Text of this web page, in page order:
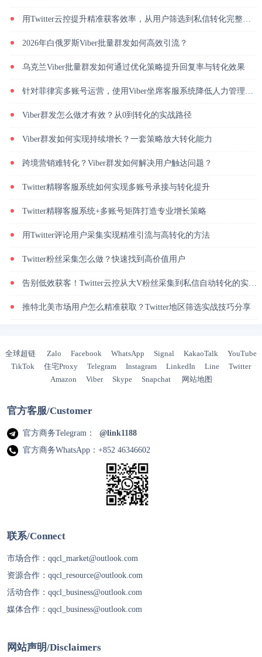
用Twitter云控提升精准获客效率，从用户筛选到私信转化完整解析
2026年白俄罗斯Viber批量群发如何高效引流？
乌克兰Viber批量群发如何通过优化策略提升回复率与转化效果
针对菲律宾多账号运营，使用Viber坐席客服系统降低人力管理成本
Viber群发怎么做才有效？从0到转化的实战路径
Viber群发如何实现持续增长？一套策略放大转化能力
跨境营销难转化？Viber群发如何解决用户触达问题？
Twitter精聊客服系统如何实现多账号承接与转化提升
Twitter精聊客服系统+多账号矩阵打造专业增长策略
用Twitter评论用户采集实现精准引流与高转化的方法
Twitter粉丝采集怎么做？快速找到高价值用户
告别低效获客！Twitter云控从大V粉丝采集到私信自动转化的实操闭环
推特北美市场用户怎么精准获取？Twitter地区筛选实战技巧分享
全球超链 Zalo Facebook WhatsApp Signal KakaoTalk
YouTube
TikTok
住宅Proxy Telegram Instagram LinkedIn Line
Twitter
Amazon
Viber Skype Snapchat 网站地图
官方客服/Customer
官方商务Telegram：
@link1188
官方商务WhatsApp：+852 46346602
联系/Connect
市场合作： qqcl_market@outlook.com
资源合作： qqcl_resource@outlook.com
活动合作： qqcl_business@outlook.com
媒体合作： qqcl_business@outlook.com
网站声明/Disclaimers